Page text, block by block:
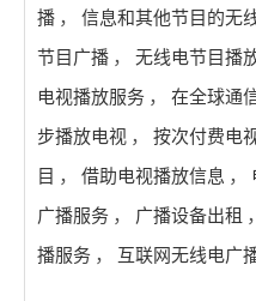
播 ， 信息和其他节目的无
节目广播 ， 无线电节目播
电视播放服务 ，
在全球通
步播放电视 ， 按次付费电
目 ， 借助电视播放信息 ，
广播服务 ， 广播设备出租 ，
播服务 ， 互联网无线电广